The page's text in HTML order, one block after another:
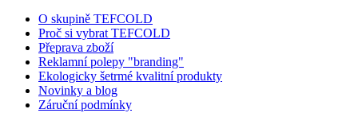
O skupině TEFCOLD
Proč si vybrat TEFCOLD
Přeprava zboží
Reklamní polepy "branding"
Ekologicky šetrmé kvalitní produkty
Novinky a blog
Záruční podmínky